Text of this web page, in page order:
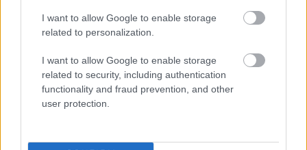
I want to allow Google to enable storage
related to personalization.
I want to allow Google to enable storage
related to security, including authentication
functionality and fraud prevention, and other
user protection.
bitte mach weiter
Minden színész játszhat a jó és a rossz oldalán az
előadásnak. Nem gondolom egyetlen színházi
előadás után sem, hogy a szerepét eljátszó színész a
való életben is olyan mint a szerepe. A nagy előadók
szereplő bőrébe bújni. A nézőnek sem szabad